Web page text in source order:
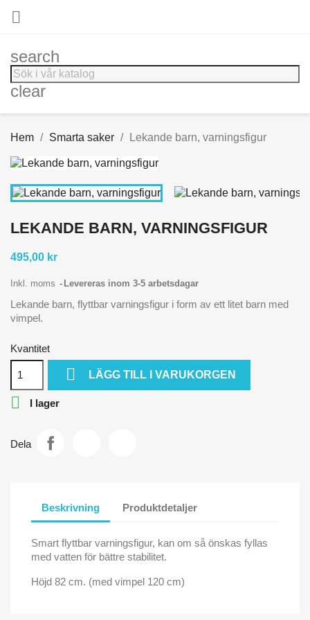

search
clear
Hem Smarta saker Lekande barn, varningsfigur
LEKANDE BARN, VARNINGSFIGUR
495,00 kr
Inkl. moms Levereras inom 3-5 arbetsdagar
Lekande barn, flyttbar varningsfigur i form av ett litet barn med
vimpel.
Kvantitet
 LÄGG TILL I VARUKORGEN
 I lager
Dela
Beskrivning Produktdetaljer
Smart flyttbar varningsfigur, kan om så önskas fyllas
med vatten för bättre stabilitet.
Höjd 82 cm. (med vimpel 120 cm)